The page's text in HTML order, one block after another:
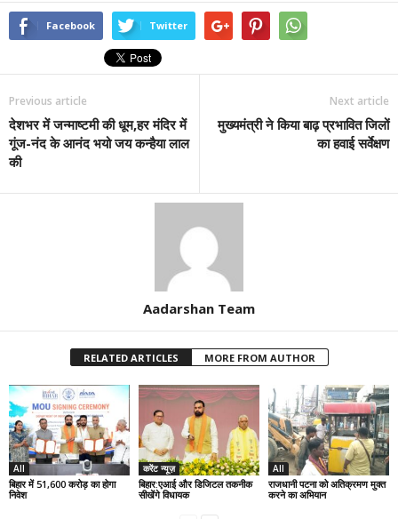
Facebook Twitter
Previous article
देशभर में जन्माष्टमी की धूम,हर मंदिर में
गूंज-नंद के आनंद भयो जय कन्हैया लाल
की
Next article
मुख्यमंत्री ने किया बाढ़ प्रभावित जिलों
का हवाई सर्वेक्षण
Aadarshan Team
RELATED ARTICLES MORE FROM AUTHOR
All
बिहार में 51,600 करोड़ का होगा
निवेश
करेंट न्यूज़
बिहार:एआई और डिजिटल तकनीक
सीखेंगे विधायक
All
राजधानी पटना को अतिक्रमण मुक्त
करने का अभियान